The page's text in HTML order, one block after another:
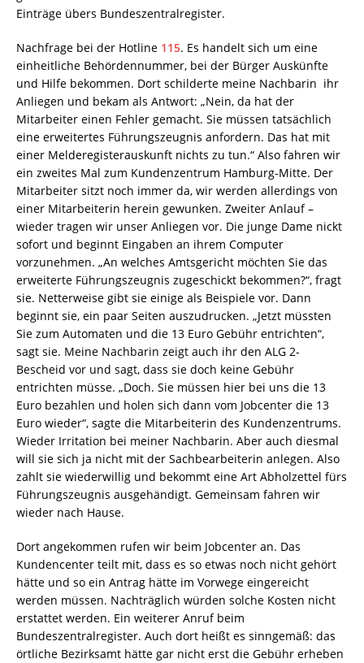
Einträge übers Bundeszentralregister.
Nachfrage bei der Hotline 115. Es handelt sich um eine
einheitliche Behördennummer, bei der Bürger Auskünfte
und Hilfe bekommen. Dort schilderte meine Nachbarin ihr
Anliegen und bekam als Antwort: „Nein, da hat der
Mitarbeiter einen Fehler gemacht. Sie müssen tatsächlich
eine erweitertes Führungszeugnis anfordern. Das hat mit
einer Melderegisterauskunft nichts zu tun.“ Also fahren wir
ein zweites Mal zum Kundenzentrum Hamburg-Mitte. Der
Mitarbeiter sitzt noch immer da, wir werden allerdings von
einer Mitarbeiterin herein gewunken. Zweiter Anlauf –
wieder tragen wir unser Anliegen vor. Die junge Dame nickt
sofort und beginnt Eingaben an ihrem Computer
vorzunehmen. „An welches Amtsgericht möchten Sie das
erweiterte Führungszeugnis zugeschickt bekommen?“, fragt
sie. Netterweise gibt sie einige als Beispiele vor. Dann
beginnt sie, ein paar Seiten auszudrucken. „Jetzt müssten
Sie zum Automaten und die 13 Euro Gebühr entrichten“,
sagt sie. Meine Nachbarin zeigt auch ihr den ALG 2-
Bescheid vor und sagt, dass sie doch keine Gebühr
entrichten müsse. „Doch. Sie müssen hier bei uns die 13
Euro bezahlen und holen sich dann vom Jobcenter die 13
Euro wieder“, sagte die Mitarbeiterin des Kundenzentrums.
Wieder Irritation bei meiner Nachbarin. Aber auch diesmal
will sie sich ja nicht mit der Sachbearbeiterin anlegen. Also
zahlt sie wiederwillig und bekommt eine Art Abholzettel fürs
Führungszeugnis ausgehändigt. Gemeinsam fahren wir
wieder nach Hause.
Dort angekommen rufen wir beim Jobcenter an. Das
Kundencenter teilt mit, dass es so etwas noch nicht gehört
hätte und so ein Antrag hätte im Vorwege eingereicht
werden müssen. Nachträglich würden solche Kosten nicht
erstattet werden. Ein weiterer Anruf beim
Bundeszentralregister. Auch dort heißt es sinngemäß: das
örtliche Bezirksamt hätte gar nicht erst die Gebühr erheben